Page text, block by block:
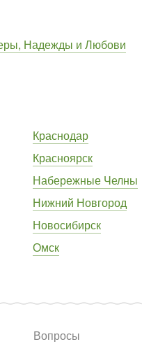
Надежды и Любови
Краснодар
Красноярск
Набережные Челны
Нижний Новгород
Новосибирск
Омск
Вопросы